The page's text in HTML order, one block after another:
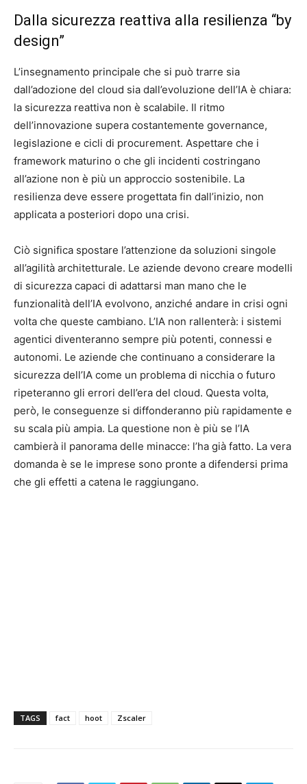
Dalla sicurezza reattiva alla resilienza “by
design”
L’insegnamento principale che si può trarre sia
dall’adozione del cloud sia dall’evoluzione dell’IA è chiara:
la sicurezza reattiva non è scalabile. Il ritmo
dell’innovazione supera costantemente governance,
legislazione e cicli di procurement. Aspettare che i
framework maturino o che gli incidenti costringano
all’azione non è più un approccio sostenibile. La
resilienza deve essere progettata fin dall’inizio, non
applicata a posteriori dopo una crisi.
Ciò significa spostare l’attenzione da soluzioni singole
all’agilità architetturale. Le aziende devono creare modelli
di sicurezza capaci di adattarsi man mano che le
funzionalità dell’IA evolvono, anziché andare in crisi ogni
volta che queste cambiano. L’IA non rallenterà: i sistemi
agentici diventeranno sempre più potenti, connessi e
autonomi. Le aziende che continuano a considerare la
sicurezza dell’IA come un problema di nicchia o futuro
ripeteranno gli errori dell’era del cloud. Questa volta,
però, le conseguenze si diffonderanno più rapidamente e
su scala più ampia. La questione non è più se l’IA
cambierà il panorama delle minacce: l’ha già fatto. La vera
domanda è se le imprese sono pronte a difendersi prima
che gli effetti a catena le raggiungano.
TAGS fact hoot Zscaler